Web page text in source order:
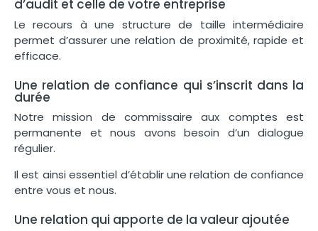
d’audit et celle de votre entreprise
Le recours à une structure de taille intermédiaire
permet d’assurer une relation de proximité, rapide et
efficace.
Une relation de confiance qui s’inscrit dans la
durée
Notre mission de commissaire aux comptes est
permanente et nous avons besoin d’un dialogue
régulier.
Il est ainsi essentiel d’établir une relation de confiance
entre vous et nous.
Une relation qui apporte de la valeur ajoutée